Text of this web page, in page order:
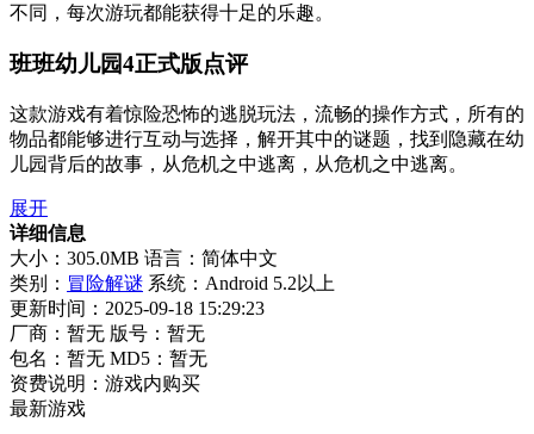
不同，每次游玩都能获得十足的乐趣。
班班幼儿园4正式版点评
这款游戏有着惊险恐怖的逃脱玩法，流畅的操作方式，所有的
物品都能够进行互动与选择，解开其中的谜题，找到隐藏在幼
儿园背后的故事，从危机之中逃离，从危机之中逃离。
展开
详细信息
大小：305.0MB 语言：简体中文
类别： 冒险解谜 系统：Android 5.2以上
更新时间：2025-09-18 15:29:23
厂商：暂无 版号：暂无
包名：暂无 MD5：暂无
资费说明：游戏内购买
最新游戏